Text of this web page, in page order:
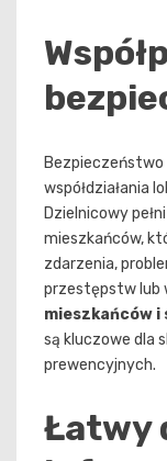
Bezpieczeństwo
współdziałania
Dzielnicowy
mieszkańców,
zdarzenia,
przestępstw lub
mieszkańców
są kluczowe dla
prewencyjnych.
Łatwy